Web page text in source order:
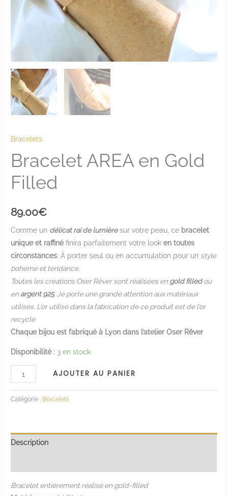
Bracelets
Bracelet AREA en Gold
Filled
89.00€
Comme un délicat rai de lumièresur votre peau, ce bracelet
unique et raffinéfinira parfaitement votre looken toutes
circonstances; À porter seul ou en accumulation pour un style
boheme et tendance.
Toutes les créations Oser Rêver sont réalisées engold filledou
enargent 925. Je porte une grande attention aux matériaux
utilisés. L’or utilisé dans la fabrication de ce produit est de l’or
recyclé
Chaque bijou est fabriqué à Lyon dans l’atelier Oser Rêver
Disponibilité : 3 en stock
AJOUTER AU PANIER
Catégorie : Bracelets
Description
Bracelet entièrement réalisé en gold-filled